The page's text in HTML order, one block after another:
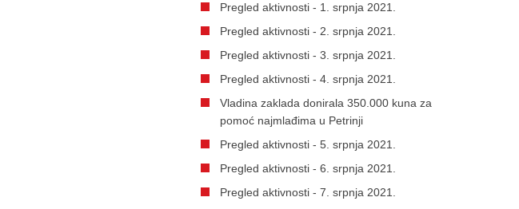
Pregled aktivnosti - 1. srpnja 2021.
Pregled aktivnosti - 2. srpnja 2021.
Pregled aktivnosti - 3. srpnja 2021.
Pregled aktivnosti - 4. srpnja 2021.
Vladina zaklada donirala 350.000 kuna za
pomoć najmlađima u Petrinji
Pregled aktivnosti - 5. srpnja 2021.
Pregled aktivnosti - 6. srpnja 2021.
Pregled aktivnosti - 7. srpnja 2021.